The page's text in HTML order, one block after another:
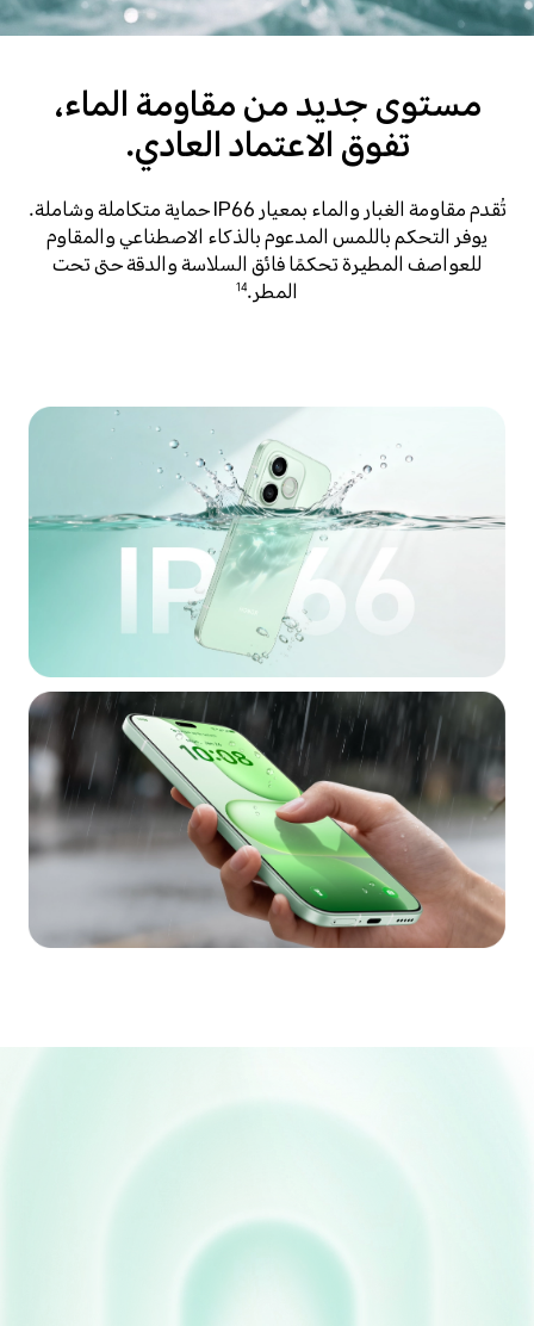
مستوى جديد من مقاومة الماء،
تفوق الاعتماد العادي.
تُقدم مقاومة الغبار والماء بمعيار IP66 حماية متكاملة وشاملة.
يوفر التحكم باللمس المدعوم بالذكاء الاصطناعي والمقاوم
للعواصف المطيرة تحكمًا فائق السلاسة والدقة حتى تحت
المطر.14